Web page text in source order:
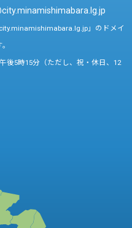
」のドメイ
後5時15分（ただし、祝・休日、12